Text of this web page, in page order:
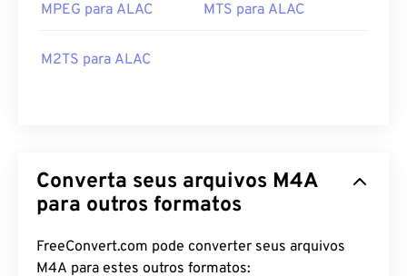
MPEG para ALAC MTS para ALAC
M2TS para ALAC
Converta seus arquivos M4A
para outros formatos
FreeConvert.com pode converter seus arquivos
M4A para estes outros formatos: